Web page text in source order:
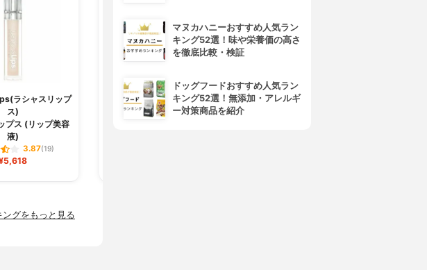
ラシャスリップ
ス)
プス (リップ美容
液)
3.87(19)
UZU(ウズ)
38℃/99℉ リップトリートメ
ONLY MINERALS(オンリーミ
グをもっと見る
マヌカハニーおすすめ人気ラン
キング52選！味や栄養価の高さ
を徹底比較・検証
ドッグフードおすすめ人気ラン
キング52選！無添加・アレルギ
ー対策商品を紹介